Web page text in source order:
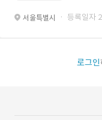
서울특별시 · 등록일자
로그인